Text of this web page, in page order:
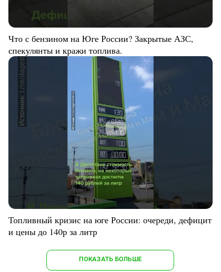
Что с бензином на Юге России? Закрытые АЗС,
спекулянты и кражи топлива.
Топливный кризис на юге России: очереди, дефицит
и цены до 140р за литр
ПОКАЗАТЬ БОЛЬШЕ